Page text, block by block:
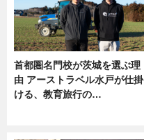
首都圏名門校が茨城を選ぶ理
由 アーストラベル水戸が仕掛
ける、教育旅行の…